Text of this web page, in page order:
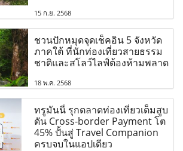
15 ก.ย. 2568
ชวนปักหมุดจุดเช็คอิน 5 จังหวัด
ภาคใต้ ที่นักท่องเที่ยวสายธรรม
ชาติและสโลว์ไลฟ์ต้องห้ามพลาด
18 พ.ค. 2568
ทรูมันนี่ รุกตลาดท่องเที่ยวเต็มสูบ
ดัน Cross-border Payment โต
45% ปั้นสู่ Travel Companion
ครบจบในแอปเดียว